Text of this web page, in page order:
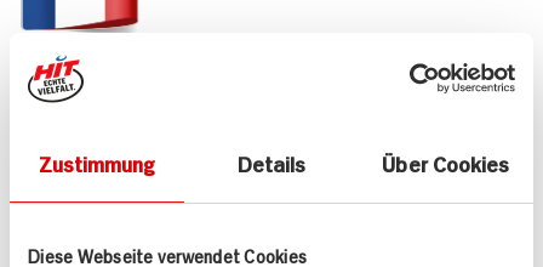
Zustimmung Details Über Cookies
Diese Webseite verwendet Cookies
Frankreich